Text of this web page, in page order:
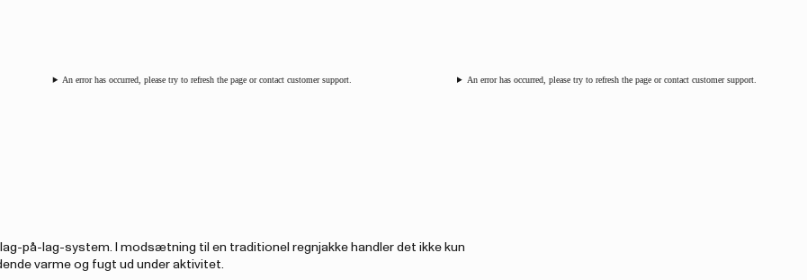
An error has occurred, please try to refresh the page or contact customer support. An error has occurred, please try to refresh the page or contact customer support.
på-lag-system. I modsætning til en traditionel regnjakke handler det ikke kun
varme og fugt ud under aktivitet.